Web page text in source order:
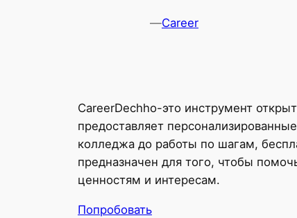
—Career
CareerDechho-это инструмент
предоставляет
колледжа до работы по шагам,
предназначен для того, чтобы
ценностям и интересам.
Попробовать